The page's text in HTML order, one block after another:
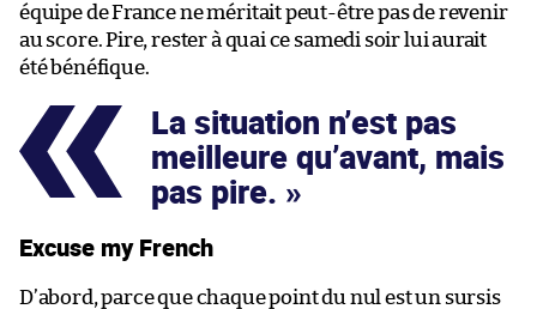
équipe de France ne méritait peut-être pas de revenir
au score. Pire, rester à quai ce samedi soir lui aurait
été bénéfique.
La situation n’est pas
meilleure qu’avant, mais
pas pire.
Excuse my French
D’abord, parce que chaque point du nul est un sursis